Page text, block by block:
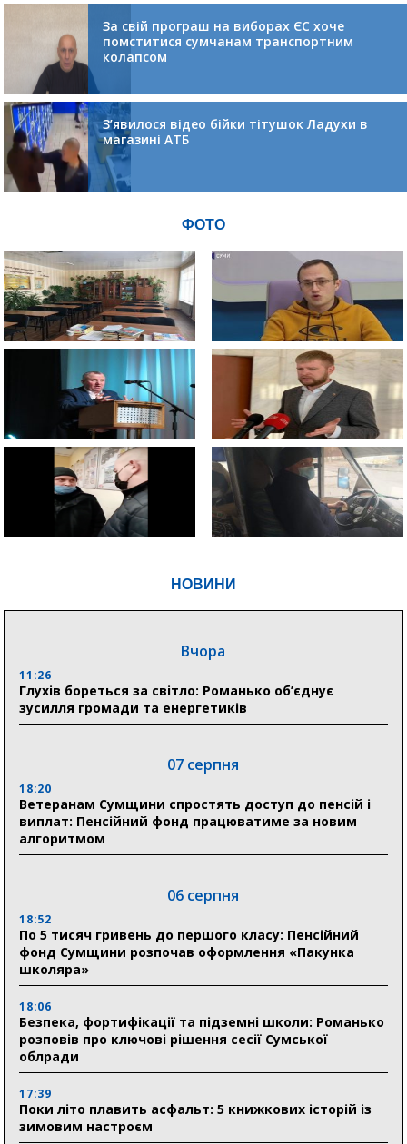
НОВИНИ
Вчора
11:26
Глухів бореться за світло: Романько об’єднує
зусилля громади та енергетиків
07 серпня
18:20
Ветеранам Сумщини спростять доступ до пенсій і
виплат: Пенсійний фонд працюватиме за новим
алгоритмом
06 серпня
18:52
По 5 тисяч гривень до першого класу: Пенсійний
фонд Сумщини розпочав оформлення «Пакунка
школяра»
18:06
Безпека, фортифікації та підземні школи: Романько
розповів про ключові рішення сесії Сумської
облради
17:39
Поки літо плавить асфальт: 5 книжкових історій із
зимовим настроєм
За свій програш на виборах ЄС хоче
помститися сумчанам транспортним
колапсом
З’явилося відео бійки тітушок Ладухи в
магазині АТБ
ФОТО